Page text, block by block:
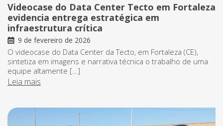
Videocase do Data Center Tecto em Fortaleza
evidencia entrega estratégica em
infraestrutura crítica
9 de fevereiro de 2026
O videocase do Data Center da Tecto, em Fortaleza (CE),
sintetiza em imagens e narrativa técnica o trabalho de uma
equipe altamente […]
Leia mais